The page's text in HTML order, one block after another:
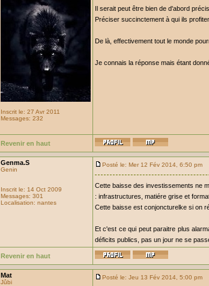
Inscrit le: 27 Avr 2011
Messages: 232
Il serait peut être bien de d'abord
Préciser succinctement à qui ils
De là, effectivement tout le monde
Je connais la réponse mais étant
Revenir en haut
Genma.S
Genin
Inscrit le: 14 Oct 2009
Messages: 301
Localisation: nantes
Posté le: Mer 12 Fév 2014, 6:50 pm
Cette baisse des investissements ne
: infrastructures, matiére grise et
Cette baisse est conjoncturelke si on
Et c'est ce qui peut paraitre plus
déficits publics, pas un jour ne se
Revenir en haut
Mat
Jûbi
Posté le: Jeu 13 Fév 2014, 5:00 pm